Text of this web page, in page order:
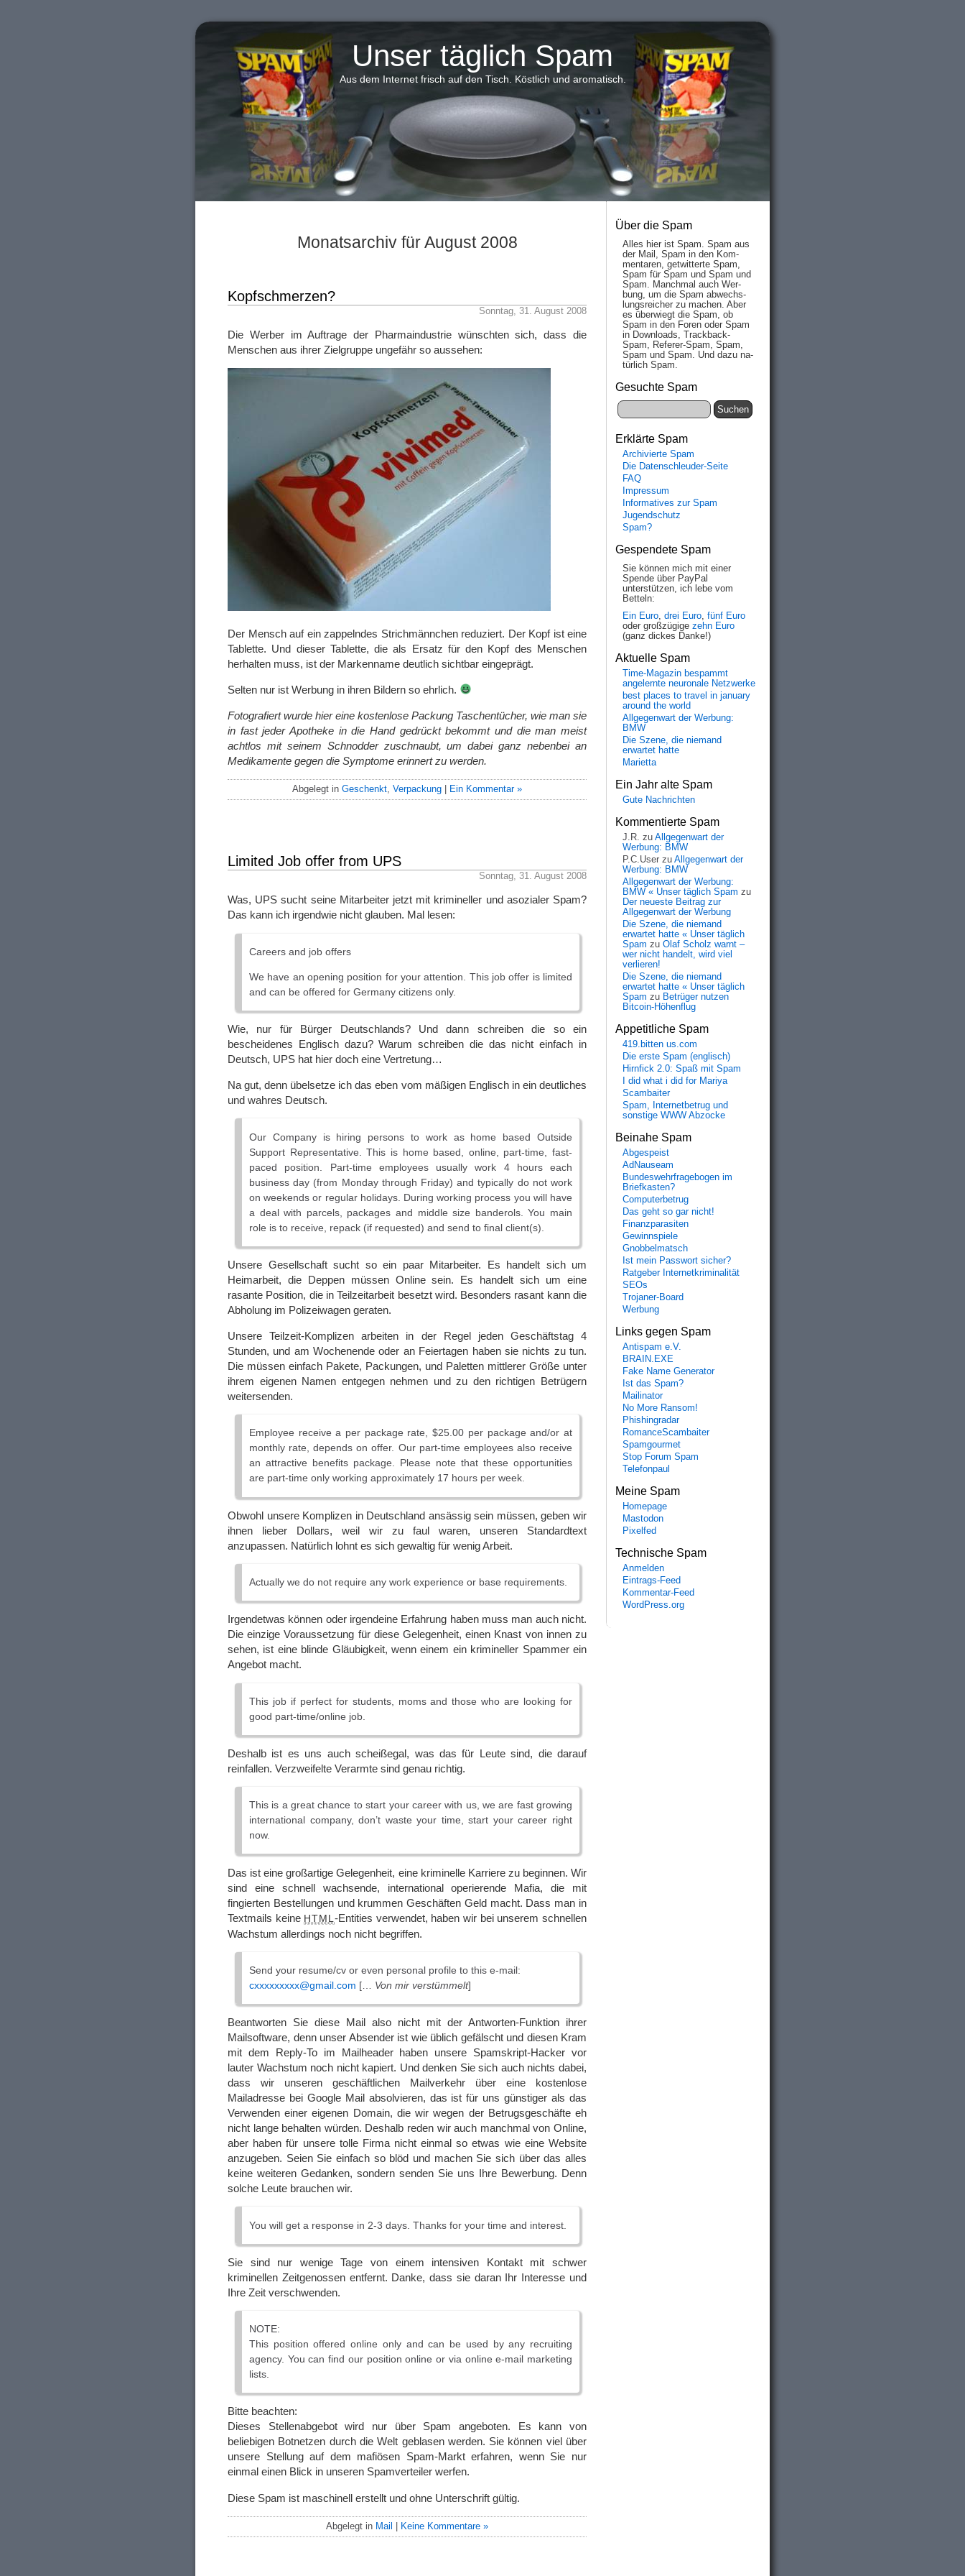
Unser täglich Spam
Aus dem Internet frisch auf den Tisch. Köstlich und aromatisch.
Monatsarchiv für August 2008
Kopfschmerzen?
Sonntag, 31. August 2008
Die Werber im Auftrage der Pharmaindustrie wünschten sich, dass die
Menschen aus ihrer Zielgruppe ungefähr so aussehen:
Der Mensch auf ein zappelndes Strichmännchen reduziert. Der Kopf ist eine
Tablette. Und dieser Tablette, die als Ersatz für den Kopf des Menschen
herhalten muss, ist der Markenname deutlich sichtbar eingeprägt.
Selten nur ist Werbung in ihren Bildern so ehrlich.
Fotografiert wurde hier eine kostenlose Packung Taschentücher, wie man sie
in fast jeder Apotheke in die Hand gedrückt bekommt und die man meist
achtlos mit seinem Schnodder zuschnaubt, um dabei ganz nebenbei an
Medikamente gegen die Symptome erinnert zu werden.
Abgelegt in Geschenkt, Verpackung Ein Kommentar »
Limited Job offer from UPS
Sonntag, 31. August 2008
Was, UPS sucht seine Mitarbeiter jetzt mit krimineller und asozialer Spam?
Das kann ich irgendwie nicht glauben. Mal lesen:
Careers and job offers
We have an opening position for your attention. This job offer is limited
and can be offered for Germany citizens only.
Wie, nur für Bürger Deutschlands? Und dann schreiben die so ein
bescheidenes Englisch dazu? Warum schreiben die das nicht einfach in
Deutsch, UPS hat hier doch eine Vertretung…
Na gut, denn übelsetze ich das eben vom mäßigen Englisch in ein deutliches
und wahres Deutsch.
Our Company is hiring persons to work as home based Outside
Support Representative. This is home based, online, part-time, fast-
paced position. Part-time employees usually work 4 hours each
business day (from Monday through Friday) and typically do not work
on weekends or regular holidays. During working process you will have
a deal with parcels, packages and middle size banderols. You main
role is to receive, repack (if requested) and send to final client(s).
Unsere Gesellschaft sucht so ein paar Mitarbeiter. Es handelt sich um
Heimarbeit, die Deppen müssen Online sein. Es handelt sich um eine
rasante Position, die in Teilzeitarbeit besetzt wird. Besonders rasant kann die
Abholung im Polizeiwagen geraten.
Unsere Teilzeit-Komplizen arbeiten in der Regel jeden Geschäftstag 4
Stunden, und am Wochenende oder an Feiertagen haben sie nichts zu tun.
Die müssen einfach Pakete, Packungen, und Paletten mittlerer Größe unter
ihrem eigenen Namen entgegen nehmen und zu den richtigen Betrügern
weitersenden.
Employee receive a per package rate, $25.00 per package and/or at
monthly rate, depends on offer. Our part-time employees also receive
an attractive benefits package. Please note that these opportunities
are part-time only working approximately 17 hours per week.
Obwohl unsere Komplizen in Deutschland ansässig sein müssen, geben wir
ihnen lieber Dollars, weil wir zu faul waren, unseren Standardtext
anzupassen. Natürlich lohnt es sich gewaltig für wenig Arbeit.
Actually we do not require any work experience or base requirements.
Irgendetwas können oder irgendeine Erfahrung haben muss man auch nicht.
Die einzige Voraussetzung für diese Gelegenheit, einen Knast von innen zu
sehen, ist eine blinde Gläubigkeit, wenn einem ein krimineller Spammer ein
Angebot macht.
This job if perfect for students, moms and those who are looking for
good part-time/online job.
Deshalb ist es uns auch scheißegal, was das für Leute sind, die darauf
reinfallen. Verzweifelte Verarmte sind genau richtig.
This is a great chance to start your career with us, we are fast growing
international company, don’t waste your time, start your career right
now.
Das ist eine großartige Gelegenheit, eine kriminelle Karriere zu beginnen. Wir
sind eine schnell wachsende, international operierende Mafia, die mit
fingierten Bestellungen und krummen Geschäften Geld macht. Dass man in
Textmails keine HTML-Entities verwendet, haben wir bei unserem schnellen
Wachstum allerdings noch nicht begriffen.
Send your resume/cv or even personal profile to this e-mail:
cxxxxxxxxx@gmail.com [… Von mir verstümmelt]
Beantworten Sie diese Mail also nicht mit der Antworten-Funktion ihrer
Mailsoftware, denn unser Absender ist wie üblich gefälscht und diesen Kram
mit dem Reply-To im Mailheader haben unsere Spamskript-Hacker vor
lauter Wachstum noch nicht kapiert. Und denken Sie sich auch nichts dabei,
dass wir unseren geschäftlichen Mailverkehr über eine kostenlose
Mailadresse bei Google Mail absolvieren, das ist für uns günstiger als das
Verwenden einer eigenen Domain, die wir wegen der Betrugsgeschäfte eh
nicht lange behalten würden. Deshalb reden wir auch manchmal von Online,
aber haben für unsere tolle Firma nicht einmal so etwas wie eine Website
anzugeben. Seien Sie einfach so blöd und machen Sie sich über das alles
keine weiteren Gedanken, sondern senden Sie uns Ihre Bewerbung. Denn
solche Leute brauchen wir.
You will get a response in 2-3 days. Thanks for your time and interest.
Sie sind nur wenige Tage von einem intensiven Kontakt mit schwer
kriminellen Zeitgenossen entfernt. Danke, dass sie daran Ihr Interesse und
Ihre Zeit verschwenden.
NOTE:
This position offered online only and can be used by any recruiting
agency. You can find our position online or via online e-mail marketing
lists.
Bitte beachten:
Dieses Stellenabgebot wird nur über Spam angeboten. Es kann von
beliebigen Botnetzen durch die Welt geblasen werden. Sie können viel über
unsere Stellung auf dem mafiösen Spam-Markt erfahren, wenn Sie nur
einmal einen Blick in unseren Spamverteiler werfen.
Diese Spam ist maschinell erstellt und ohne Unterschrift gültig.
Abgelegt in Mail Keine Kommentare »
Über die Spam
Alles hier ist Spam. Spam aus
der Mail, Spam in den Kom­
men­taren, ge­twit­ter­te Spam,
Spam für Spam und Spam und
Spam. Manch­mal auch Wer­
bung, um die Spam ab­wechs­
lungs­reich­er zu mach­en. Aber
es über­wiegt die Spam, ob
Spam in den Fo­ren oder Spam
in Down­loads, Track­back-
Spam, Re­fe­rer-Spam, Spam,
Spam und Spam. Und da­zu na­
tür­lich Spam.
Gesuchte Spam
Erklärte Spam
Archivierte Spam
Die Datenschleuder-Seite
FAQ
Impressum
Informatives zur Spam
Jugendschutz
Spam?
Gespendete Spam
Sie können mich mit einer
Spende über PayPal
unterstützen, ich lebe vom
Betteln:
Ein Euro, drei Euro, fünf Euro
oder großzügige zehn Euro
(ganz dickes Danke!)
Aktuelle Spam
Time-Magazin bespammt
angelernte neuronale Netzwerke
best places to travel in january
around the world
Allgegenwart der Werbung:
BMW
Die Szene, die niemand
erwartet hatte
Marietta
Ein Jahr alte Spam
Gute Nachrichten
Kommentierte Spam
J.R. zu Allgegenwart der
Werbung: BMW
P.C.User zu Allgegenwart der
Werbung: BMW
Allgegenwart der Werbung:
BMW « Unser täglich Spam zu
Der neueste Beitrag zur
Allgegenwart der Werbung
Die Szene, die niemand
erwartet hatte « Unser täglich
Spam zu Olaf Scholz warnt –
wer nicht handelt, wird viel
verlieren!
Die Szene, die niemand
erwartet hatte « Unser täglich
Spam zu Betrüger nutzen
Bitcoin-Höhenflug
Appetitliche Spam
419.bitten us.com
Die erste Spam (englisch)
Hirnfick 2.0: Spaß mit Spam
I did what i did for Mariya
Scambaiter
Spam, Internetbetrug und
sonstige WWW Abzocke
Beinahe Spam
Abgespeist
AdNauseam
Bundeswehrfragebogen im
Briefkasten?
Computerbetrug
Das geht so gar nicht!
Finanzparasiten
Gewinnspiele
Gnobbelmatsch
Ist mein Passwort sicher?
Ratgeber Internetkriminalität
SEOs
Trojaner-Board
Werbung
Links gegen Spam
Antispam e.V.
BRAIN.EXE
Fake Name Generator
Ist das Spam?
Mailinator
No More Ransom!
Phishingradar
RomanceScambaiter
Spamgourmet
Stop Forum Spam
Telefonpaul
Meine Spam
Homepage
Mastodon
Pixelfed
Technische Spam
Anmelden
Eintrags-Feed
Kommentar-Feed
WordPress.org